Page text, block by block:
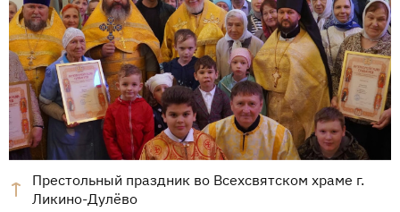
Престольный праздник во Всехсвятском храме г.
Ликино-Дулёво